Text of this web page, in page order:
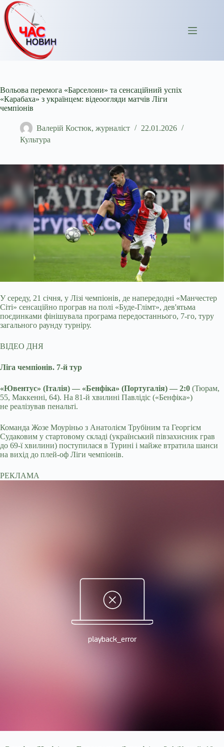
Перейти
до
вмісту
Вольова перемога «Барселони» та сенсаційний успіх
«Карабаха» з українцем: відеоогляди матчів Ліги
чемпіонів
Валерій Костюк, журналіст
22.01.2026
Культура
У середу, 21 січня, у Лізі чемпіонів, де напередодні «Манчестер
Сіті» сенсаційно програв на полі «Буде-Глімт», дев'ятьма
поєдинками фінішувала програма передостаннього, 7-го, туру
загального раунду турніру.
ВІДЕО ДНЯ
Ліга чемпіонів. 7-й тур
«Ювентус» (Італія) — «Бенфіка» (Португалія) — 2:0 (Тюрам,
55, Маккенні, 64). На 81-й хвилині Павлідіс («Бенфіка»)
не реалізував пенальті.
Команда Жозе Моуріньо з Анатолієм Трубіним та Георгієм
Судаковим у стартовому складі (український півзахисник грав
до 69-ї хвилини) поступилася в Турині і майже втратила шанси
на вихід до плей-оф Ліги чемпіонів.
РЕКЛАМА